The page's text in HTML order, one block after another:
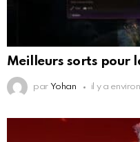
Meilleurs sorts pour
par Yohan il y a